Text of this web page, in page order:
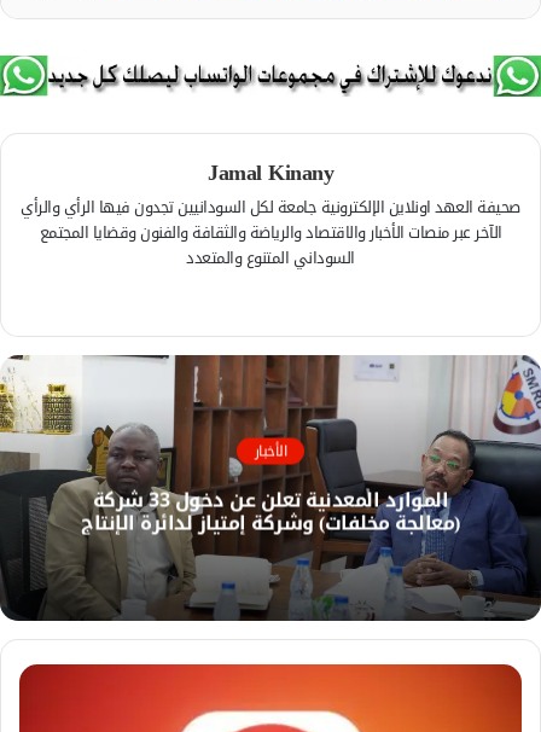
Jamal Kinany
صحيفة العهد اونلاين الإلكترونية جامعة لكل السودانيين تجدون فيها الرأي والرأي
الآخر عبر منصات الأخبار والاقتصاد والرياضة والثقافة والفنون وقضايا المجتمع
السوداني المتنوع والمتعدد
م
و
ق
ا
ل
و
ي
ب
س
و
ك الأخبار
الموارد المعدنية تعلن عن دخول 33 شركة
(معالجة مخلفات) وشركة إمتياز لدائرة الإنتاج